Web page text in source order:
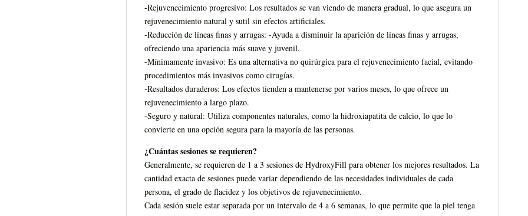
-Rejuvenecimiento progresivo: Los resultados se van viendo de manera gradual, lo que asegura un
rejuvenecimiento natural y sutil sin efectos artificiales.
-Reducción de líneas finas y arrugas: -Ayuda a disminuir la aparición de líneas finas y arrugas,
ofreciendo una apariencia más suave y juvenil.
-Mínimamente invasivo: Es una alternativa no quirúrgica para el rejuvenecimiento facial, evitando
procedimientos más invasivos como cirugías.
-Resultados duraderos: Los efectos tienden a mantenerse por varios meses, lo que ofrece un
rejuvenecimiento a largo plazo.
-Seguro y natural: Utiliza componentes naturales, como la hidroxiapatita de calcio, lo que lo
convierte en una opción segura para la mayoría de las personas.
¿Cuántas sesiones se requieren?
Generalmente, se requieren de 1 a 3 sesiones de HydroxyFill para obtener los mejores resultados. La
cantidad exacta de sesiones puede variar dependiendo de las necesidades individuales de cada
persona, el grado de flacidez y los objetivos de rejuvenecimiento.
Cada sesión suele estar separada por un intervalo de 4 a 6 semanas, lo que permite que la piel tenga